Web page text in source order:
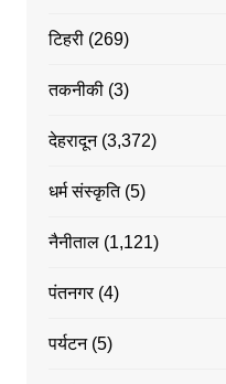
टिहरी(269)
तकनीकी(3)
देहरादून(3,372)
धर्म संस्कृति(5)
नैनीताल(1,121)
पंतनगर(4)
पर्यटन(5)